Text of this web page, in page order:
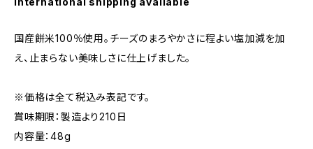
国産餅米100％使用。チーズのまろやかさに程よい塩加減を加
え、止まらない美味しさに仕上げました。
※価格は全て税込み表記です。
賞味期限：製造より210日
内容量：48g